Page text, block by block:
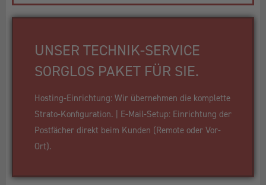
UNSER TECHNIK-SERVICE
SORGLOS PAKET FÜR SIE.
Hosting-Einrichtung: Wir übernehmen die komplette
Strato-Konfiguration. | E-Mail-Setup: Einrichtung der
Postfächer direkt beim Kunden (Remote oder Vor-
Ort).